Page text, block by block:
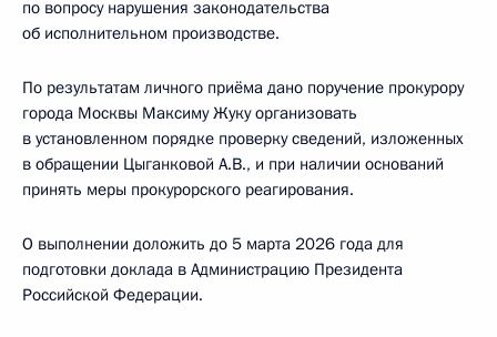
по вопросу нарушения законодательства
об исполнительном производстве.
По результатам личного приёма дано поручение прокурору
города Москвы Максиму Жуку организовать
в установленном порядке проверку сведений, изложенных
в обращении Цыганковой А.В., и при наличии оснований
принять меры прокурорского реагирования.
О выполнении доложить до 5 марта 2026 года для
подготовки доклада в Администрацию Президента
Российской Федерации.